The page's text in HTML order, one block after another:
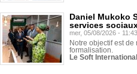
Daniel Mukoko
services
mer, 05/08/2026 - 11:43
Notre objectif est
formalisation.
Le Soft